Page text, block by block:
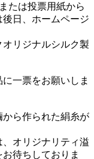
たは投票用紙から
日、ホームページ
リジナルシルク製
一票をお願いしま
ら作られた絹糸が
オリジナリティ溢
待ちしておりま